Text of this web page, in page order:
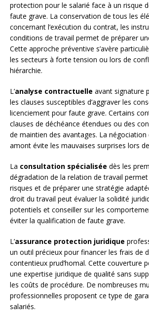
protection pour le salarié face à un risque
faute grave. La conservation de tous les
concernant l’exécution du contrat, les
conditions de travail permet de préparer
Cette approche préventive s’avère
les secteurs à forte tension ou lors de
hiérarchie.
L’analyse contractuelle avant signature
les clauses susceptibles d’aggraver les
licenciement pour faute grave. Certains
clauses de déchéance étendues ou des
de maintien des avantages. La négociation
amont évite les mauvaises surprises lors
La consultation spécialisée dès les
dégradation de la relation de travail permet
risques et de préparer une stratégie
droit du travail peut évaluer la solidité
potentiels et conseiller sur les
éviter la qualification de faute grave.
L’assurance protection juridique
un outil précieux pour financer les frais de
contentieux prud’homal. Cette couverture
une expertise juridique de qualité sans
les coûts de procédure. De nombreuses
professionnelles proposent ce type de
salariés.